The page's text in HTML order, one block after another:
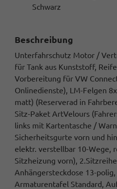
Schwarz
Beschreibung
Unterfahrschutz Motor /
für Tank aus Kunststoff,
Vorbereitung für VW
Onlinedienste), LM-Felgen
matt) (Reserverad in
Sitz-Paket ArtVelours
links mit Kartentasche /
Sicherheitsgurte vorn und
elektr. verstellbar 10-Wege,
Sitzheizung vorn),
Anhängersteckdose 13-
Armaturentafel Standard,